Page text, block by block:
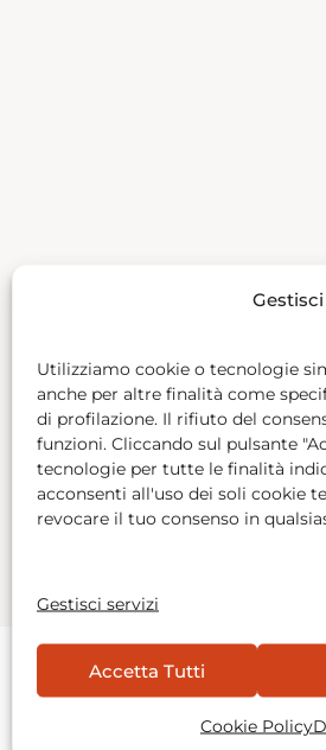
Utilizziamo cookie o tecnologie
anche per altre finalità come
di profilazione. Il rifiuto del
funzioni. Cliccando sul pulsante
tecnologie per tutte le finalità
acconsenti all'uso dei soli cookie
revocare il tuo consenso in
Gestisci servizi
Accetta Tutti
Cookie Policy
LUOGO
Webinar